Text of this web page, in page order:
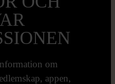
om
appen,